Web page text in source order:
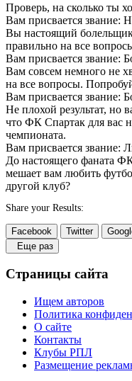
Проверь, на сколько ты
Вам присвается звание:
Вы настоящий
правильно на все
Вам присвается звание:
Вам совсем немного не
на все вопросы.
Вам присвается звание:
Не плохой результат, но
что ФК Спартак для вас
чемпионата.
Вам присвается звание:
До настоящего фаната
мешает вам любить
другой клуб?
Share your Results:
Facebook Twitter
Еще раз
Страницы сайта
Ищем авторов
Политика
О сайте
Контакты
Клубы РПЛ
Размещение